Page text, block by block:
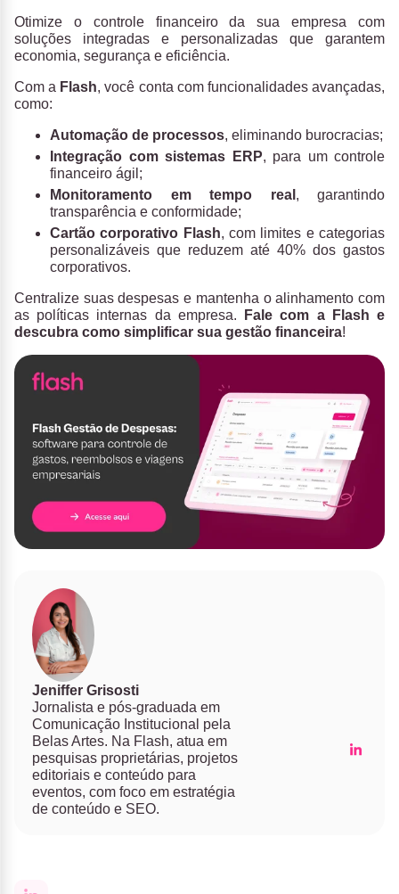
Otimize o controle financeiro da sua empresa com
soluções integradas e personalizadas que garantem
economia, segurança e eficiência.
Com a Flash, você conta com funcionalidades avançadas,
como:
Automação de processos, eliminando burocracias;
Integração com sistemas ERP, para um controle
financeiro ágil;
Monitoramento em tempo real , garantindo
transparência e conformidade;
Cartão corporativo Flash, com limites e categorias
personalizáveis que reduzem até 40% dos gastos
corporativos.
Centralize suas despesas e mantenha o alinhamento com
as políticas internas da empresa.
Fale com a Flash e
descubra como simplificar sua gestão financeira!
Jeniffer Grisosti
Jornalista e pós-graduada em
Comunicação Institucional pela
Belas Artes. Na Flash, atua em
pesquisas proprietárias, projetos
editoriais e conteúdo para
eventos, com foco em estratégia
de conteúdo e SEO.